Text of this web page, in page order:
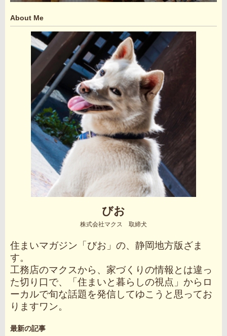
About Me
びお
株式会社マクス 取締犬
住まいマガジン「びお」の、静岡地方版ざま
す。
工務店のマクスから、家づくりの情報とは違っ
た切り口で、「住まいと暮らしの視点」からロ
ーカルで旬な話題を発信してゆこうと思ってお
りますワン。
最新の記事